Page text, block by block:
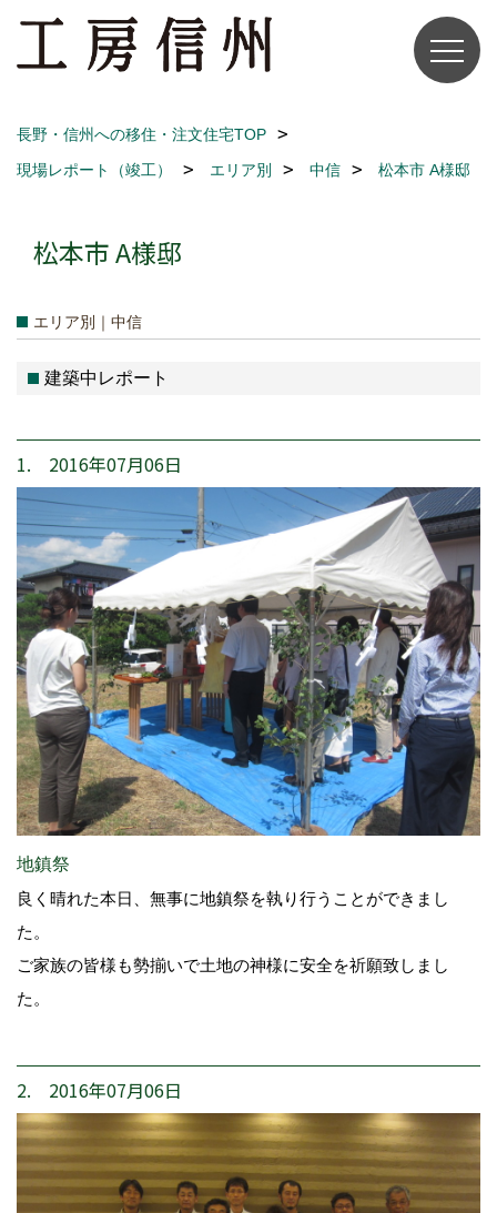
長野・信州への移住・注文住宅TOP
現場レポート（竣工）
エリア別 中信 松本市 A様邸
松本市 A様邸
エリア別｜中信
建築中レポート
1. 2016年07月06日
地鎮祭
良く晴れた本日、無事に地鎮祭を執り行うことができまし
た。
ご家族の皆様も勢揃いで土地の神様に安全を祈願致しまし
た。
2. 2016年07月06日